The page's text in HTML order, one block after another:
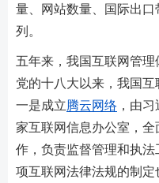
量、网站数量、国际出
列。
五年来，我国互联网管理
党的十八大以来，我国互
一是成立 腾云网络 ，由
家互联网信息办公室，
作，负责监督管理和执
项互联网法律法规的制